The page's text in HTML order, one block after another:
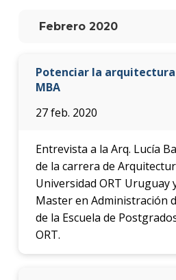
Febrero 2020
Potenciar la
MBA
27 feb. 2020
Entrevista a la Arq. Lucía
de la carrera de
Universidad ORT Uruguay
Master en Administración
de la Escuela de
ORT.